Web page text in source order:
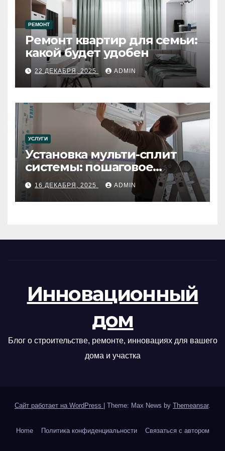
РЕМОНТ
Ремонт квартир для семьи:
какой будет удобен
22 ДЕКАБРЯ, 2025 ADMIN
УСЛУГИ
Установка мульти-сплит
системы: пошаговое
руководство
16 ДЕКАБРЯ, 2025 ADMIN
Инновационный
дом
Блог о строительстве, ремонте, инновациях для вашего
дома и участка
Сайт работает на WordPress Theme: Max News by Themeansar.
Home Политика конфиденциальности Связаться с автором